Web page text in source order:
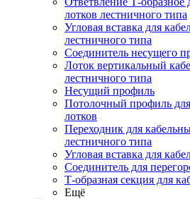
лотков лестничного типа
Угловая вставка для
лестничного типа
Соединитель несущего
Лоток вертикальный
лестничного типа
Несущий профиль
Потолочный профиль
лотков
Переходник для
лестничного типа
Угловая вставка для
Соединитель для
Т-образная секция для
Ещё